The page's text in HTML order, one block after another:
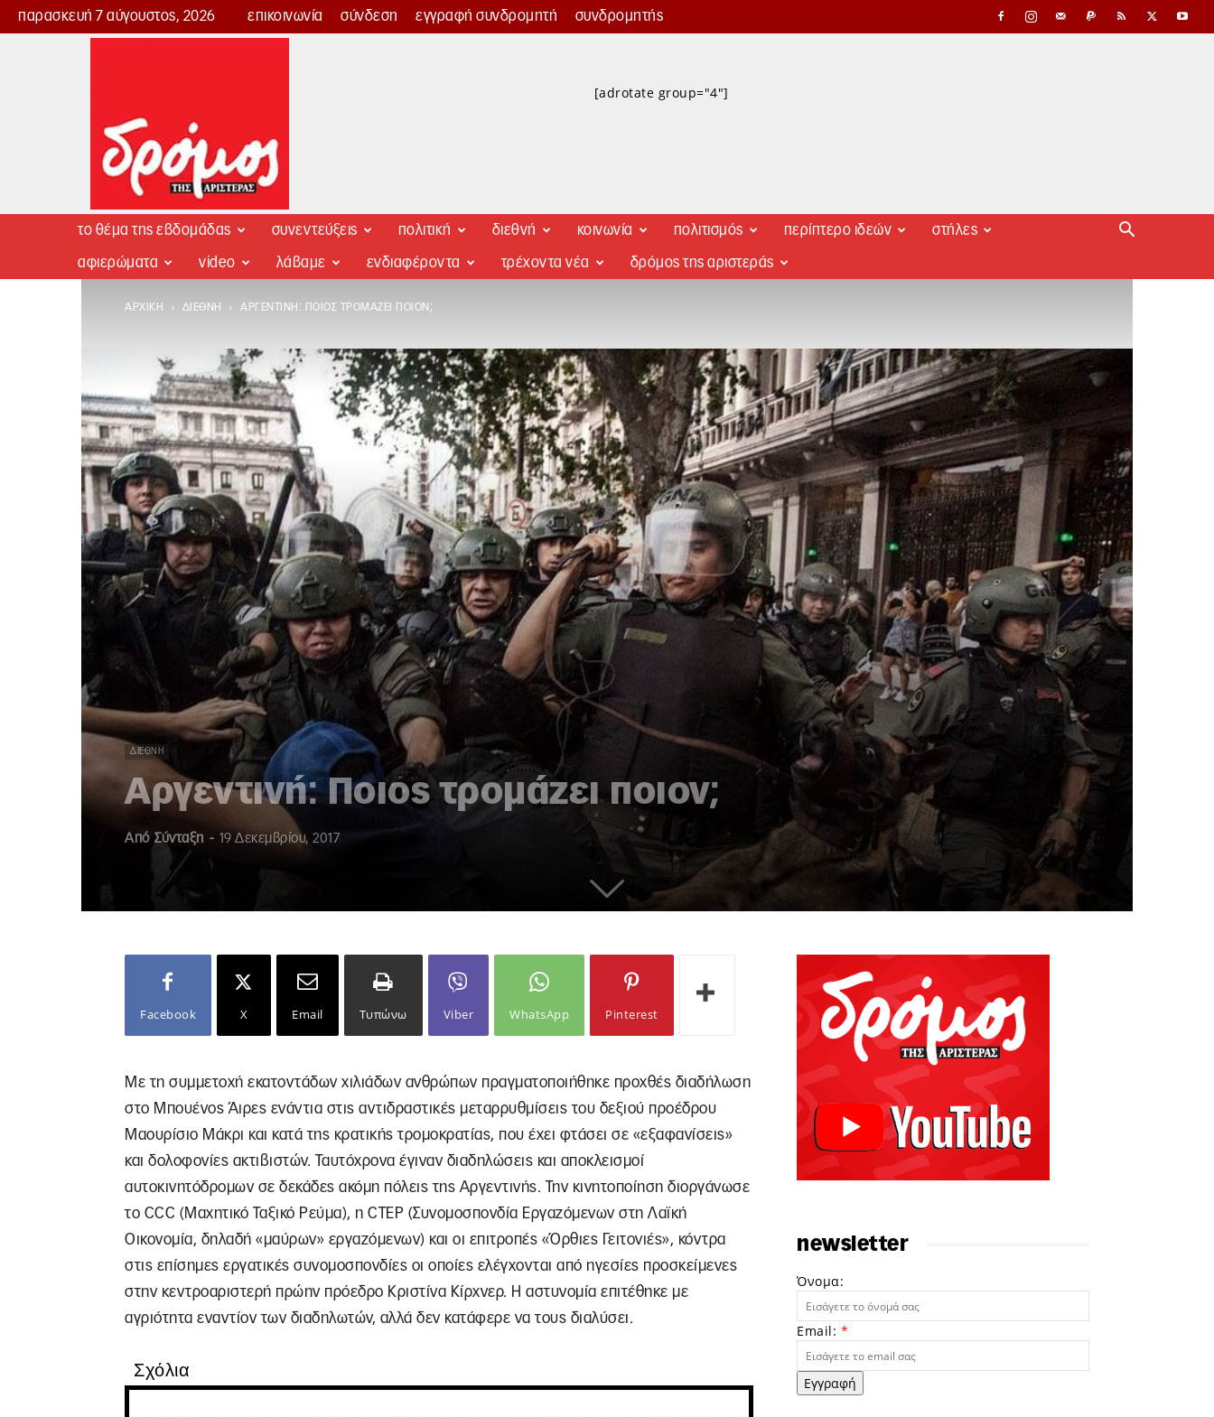
παρασκευή 7 αύγουστος, 2026 επικοινωνία σύνδεση εγγραφή συνδρομητή συνδρομητής
Δρόμος
[adrotate group="4"]
το θέμα της εβδομάδας συνεντεύξεις πολιτική διεθνή κοινωνία πολιτισμός περίπτερο ιδεών στήλες
αφιερώματα video λάβαμε ενδιαφέροντα τρέχοντα νέα δρόμος της αριστεράς
ΑΡΧΙΚΉ ΔΙΕΘΝΉ ΑΡΓΕΝΤΙΝΉ: ΠΟΙΟΣ ΤΡΟΜΆΖΕΙ ΠΟΙΟΝ;
ΔΙΕΘΝΉ
Αργεντινή: Ποιος τρομάζει ποιον;
Από Σύνταξη - 19 Δεκεμβρίου, 2017
Facebook X Email Τυπώνω Viber WhatsApp Pinterest
Με τη συμμετοχή εκατοντάδων χιλιάδων ανθρώπων πραγματοποιήθηκε προχθές διαδήλωση
στο Μπουένος Άιρες ενάντια στις αντιδραστικές μεταρρυθμίσεις του δεξιού προέδρου
Μαουρίσιο Μάκρι και κατά της κρατικής τρομοκρατίας, που έχει φτάσει σε «εξαφανίσεις»
και δολοφονίες ακτιβιστών. Ταυτόχρονα έγιναν διαδηλώσεις και αποκλεισμοί
αυτοκινητόδρομων σε δεκάδες ακόμη πόλεις της Αργεντινής. Την κινητοποίηση διοργάνωσε
το CCC (Μαχητικό Ταξικό Ρεύμα), η CTEP (Συνομοσπονδία Εργαζόμενων στη Λαϊκή
Οικονομία, δηλαδή «μαύρων» εργαζόμενων) και οι επιτροπές «Όρθιες Γειτονιές», κόντρα
στις επίσημες εργατικές συνομοσπονδίες οι οποίες ελέγχονται από ηγεσίες προσκείμενες
στην κεντροαριστερή πρώην πρόεδρο Κριστίνα Κίρχνερ. Η αστυνομία επιτέθηκε με
αγριότητα εναντίον των διαδηλωτών, αλλά δεν κατάφερε να τους διαλύσει.
Σχόλια
newsletter
Όνομα:
Email: *
Εγγραφή